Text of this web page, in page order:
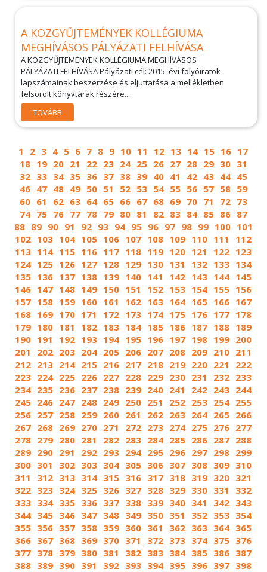
A KÖZGYŰJTEMÉNYEK KOLLÉGIUMA
MEGHÍVÁSOS PÁLYÁZATI FELHÍVÁSA
A KÖZGYŰJTEMÉNYEK KOLLÉGIUMA MEGHÍVÁSOS
PÁLYÁZATI FELHÍVÁSA Pályázati cél: 2015. évi folyóiratok
lapszámainak beszerzése és eljuttatása a mellékletben
felsorolt könyvtárak részére....
TOVÁBB
1 2 3 4 5 6 7 8 9 10 11 12 13 14 15 16 17
18 19 20 21 22 23 24 25 26 27 28 29 30 31
32 33 34 35 36 37 38 39 40 41 42 43 44 45
46 47 48 49 50 51 52 53 54 55 56 57 58 59
60 61 62 63 64 65 66 67 68 69 70 71 72 73
74 75 76 77 78 79 80 81 82 83 84 85 86 87
88 89 90 91 92 93 94 95 96 97 98 99 100 101
102 103 104 105 106 107 108 109 110 111
112
113 114 115 116 117 118 119 120 121 122 123
124 125 126 127 128 129 130 131 132 133 134
135 136 137 138 139 140 141 142 143 144 145
146 147 148 149 150 151 152 153 154 155 156
157 158 159 160 161 162 163 164 165 166 167
168 169 170 171 172 173 174 175 176 177 178
179 180 181 182 183 184 185 186 187 188 189
190 191 192 193 194 195 196 197 198 199 200
201
202 203 204 205 206 207 208 209 210 211
212 213 214 215 216 217 218 219 220 221
222
223 224 225 226 227 228 229 230 231 232 233
234 235 236 237 238 239 240 241 242 243 244
245 246 247 248 249 250 251 252 253 254 255
256 257 258 259 260 261 262 263 264 265 266
267 268 269 270 271 272 273 274 275 276 277
278 279 280 281 282 283 284 285 286 287 288
289 290 291 292 293 294 295 296 297 298 299
300 301 302 303 304 305 306 307 308 309 310
311
312 313 314 315 316 317 318 319 320 321
322 323 324 325 326 327 328 329 330 331
332
333 334 335 336 337 338 339 340 341 342 343
344 345 346 347 348 349 350 351 352 353 354
355 356 357 358 359 360 361 362 363 364 365
366 367 368 369 370 371 372 373 374 375 376
377 378 379 380 381 382 383 384 385 386 387
388 389 390 391 392 393 394 395 396 397 398